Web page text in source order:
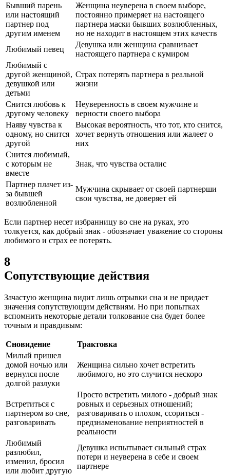
Бывший парень
или настоящий
партнер под
другим именем
Женщина неуверена в своем выборе,
постоянно примеряет на настоящего
партнера маски бывших возлюбленных,
но не находит в настоящем этих качеств
Любимый певец
Девушка или женщина сравнивает
настоящего партнера с кумиром
Любимый с
другой женщиной,
девушкой или
детьми
Страх потерять партнера в реальной
жизни
Снится любовь к
другому человеку
Неуверенность в своем мужчине и
верности своего выбора
Наяву чувства к
одному, но снится
другой
Высокая вероятность, что тот, кто снится,
хочет вернуть отношения или жалеет о
них
Снится любимый,
с которым не
вместе
Знак, что чувства осталис
Партнер плачет из-
за бывшей
возлюбленной
Мужчина скрывает от своей партнерши
свои чувства, не доверяет ей
Если партнер несет избранницу во сне на руках, это
толкуется, как добрый знак - обозначает уважение со стороны
любимого и страх ее потерять.
8
Сопутствующие действия
Зачастую женщина видит лишь отрывки сна и не придает
значения сопутствующим действиям. Но при попытках
вспомнить некоторые детали толкование сна будет более
точным и правдивым:
Сновидение
Трактовка
Милый пришел
домой ночью или
вернулся после
долгой разлуки
Женщина сильно хочет встретить
любимого, но это случится нескоро
Встретиться с
партнером во сне,
разговаривать
Просто встретить милого - добрый знак
ровных и серьезных отношений;
разговаривать о плохом, ссориться -
предзнаменование неприятностей в
реальности
Любимый
разлюбил,
изменил, бросил
или любит другую
Девушка испытывает сильный страх
потери и неуверена в себе и своем
партнере